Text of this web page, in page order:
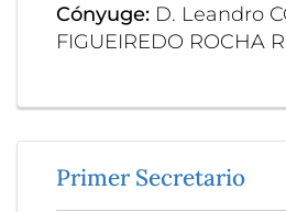
Cónyuge: D. Leandro
FIGUEIREDO ROCHA
Primer Secretario